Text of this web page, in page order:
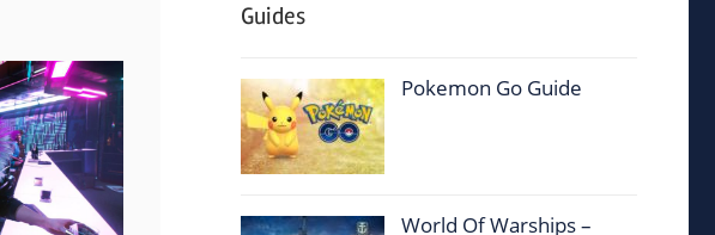
Guides
Pokemon Go Guide
World Of Warships –